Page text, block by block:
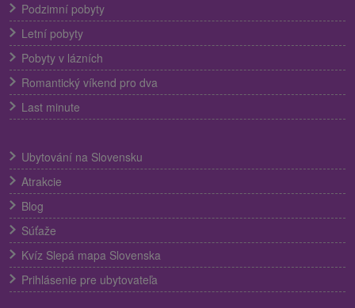
Podzimní pobyty
Letní pobyty
Pobyty v lázních
Romantický víkend pro dva
Last minute
Ubytování na Slovensku
Atrakcie
Blog
Súťaže
Kvíz Slepá mapa Slovenska
Prihlásenie pre ubytovateľa